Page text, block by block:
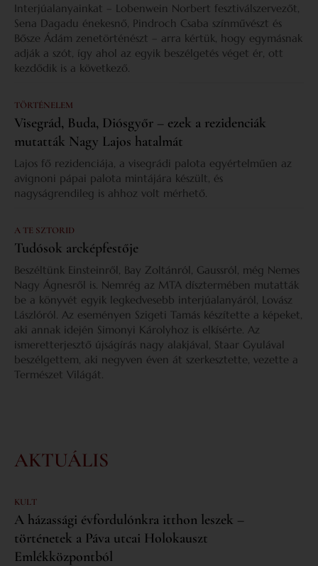
Interjúalanyainkat – Lobenwein Norbert fesztiválszervezőt,
Sena Dagadu énekesnő, Pindroch Csaba színművészt és
Bősze Ádám zenetörténészt – arra kértük, hogy egymásnak
adják a szót, így ahol az egyik beszélgetés véget ér, ott
kezdődik is a következő.
TÖRTÉNELEM
Visegrád, Buda, Diósgyőr – ezek a rezidenciák
mutatták Nagy Lajos hatalmát
Lajos fő rezidenciája, a visegrádi palota egyértelműen az
avignoni pápai palota mintájára készült, és
nagyságrendileg is ahhoz volt mérhető.
A TE SZTORID
Tudósok arcképfestője
Beszéltünk Einsteinről, Bay Zoltánról, Gaussról, még Nemes
Nagy Ágnesről is. Nemrég az MTA dísztermében mutatták
be a könyvét egyik legkedvesebb interjúalanyáról, Lovász
Lászlóról. Az eseményen Szigeti Tamás készítette a képeket,
aki annak idején Simonyi Károlyhoz is elkísérte. Az
ismeretterjesztő újságírás nagy alakjával, Staar Gyulával
beszélgettem, aki negyven éven át szerkesztette, vezette a
Természet Világát.
AKTUÁLIS
KULT
A házassági évfordulónkra itthon leszek –
történetek a Páva utcai Holokauszt
Emlékközpontból